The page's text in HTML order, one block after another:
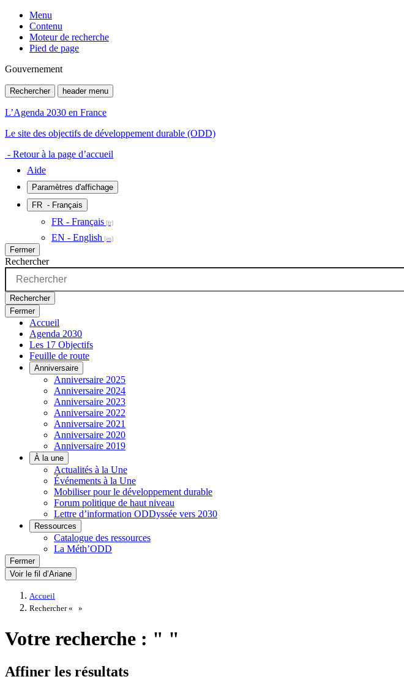
Menu
Contenu
Moteur de recherche
Pied de page
Gouvernement
Rechercher header menu
L’Agenda 2030 en France
Le site des objectifs de développement durable (ODD)
- Retour à la page d’accueil
Aide
Paramètres d'affichage
FR - Français
FR - Français
EN - English
Fermer
Rechercher
Rechercher
Fermer
Accueil
Agenda 2030
Les 17 Objectifs
Feuille de route
Anniversaire
Anniversaire 2025
Anniversaire 2024
Anniversaire 2023
Anniversaire 2022
Anniversaire 2021
Anniversaire 2020
Anniversaire 2019
À la une
Actualités à la Une
Événements à la Une
Mobiliser pour le développement durable
Forum politique de haut niveau
Lettre d’information ODDyssée vers 2030
Ressources
Catalogue des ressources
La Méth’ODD
Fermer
Voir le fil d’Ariane
Accueil
Rechercher «
»
Votre recherche : " "
Affiner les résultats